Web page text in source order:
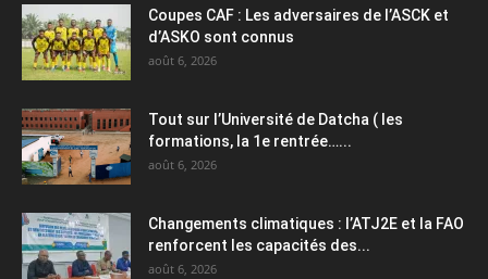
Coupes CAF : Les adversaires de l’ASCK et
d’ASKO sont connus
août 6, 2026
Tout sur l’Université de Datcha ( les
formations, la 1e rentrée…...
août 6, 2026
Changements climatiques : l’ATJ2E et la FAO
renforcent les capacités des...
août 6, 2026